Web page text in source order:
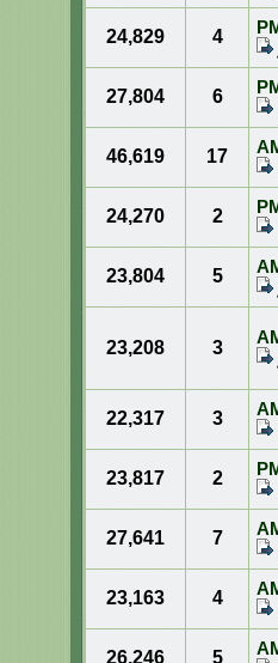
4
24,829
6
27,804
17
46,619
2
24,270
5
23,804
3
23,208
3
22,317
2
23,817
7
27,641
4
23,163
5
26,246